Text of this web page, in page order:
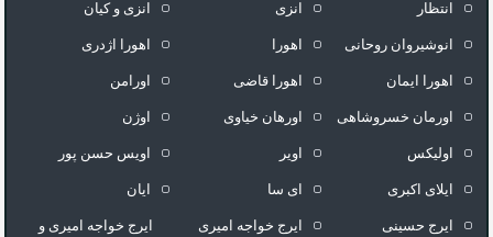
انتظار انزی انزی و کیان
انوشیروان روحانی اهورا اهورا اژدری
اهورا ایمان اهورا قاضی اورامن
اورمان خسروشاهی اورهان خیاوی اوژن
اولیکس اویر اویس حسن پور
ايلاى اكبرى ای سا ایان
ایرج حسینی ایرج خواجه امیری ایرج خواجه امیری و